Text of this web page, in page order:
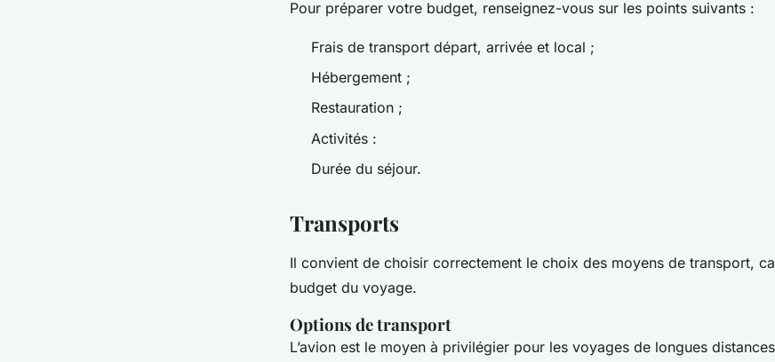
Pour préparer votre budget, renseignez-vous sur les points suivants :
Frais de transport départ, arrivée et local ;
Hébergement ;
Restauration ;
Activités :
Durée du séjour.
Transports
Il convient de choisir correctement le choix des moyens de transport,
budget du voyage.
Options de transport
L’avion est le moyen à privilégier pour les voyages de longues